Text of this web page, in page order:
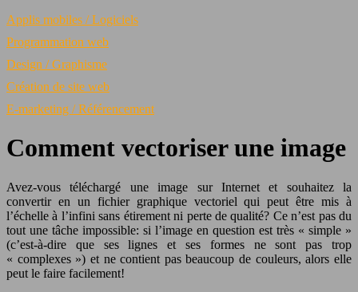
Applis mobiles / Logiciels
Programmation web
Design / Graphisme
Création de site web
E-marketing / Référencement
Comment vectoriser une image
Avez-vous téléchargé une image sur Internet et souhaitez la
convertir en un fichier graphique vectoriel qui peut être mis à
l’échelle à l’infini sans étirement ni perte de qualité? Ce n’est pas du
tout une tâche impossible: si l’image en question est très « simple »
(c’est-à-dire que ses lignes et ses formes ne sont pas trop
« complexes ») et ne contient pas beaucoup de couleurs, alors elle
peut le faire facilement!